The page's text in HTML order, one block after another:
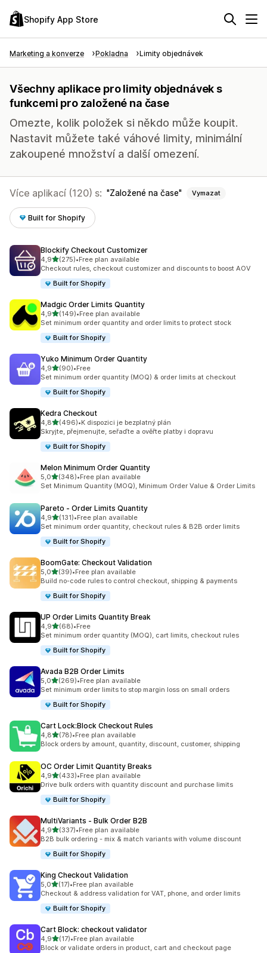
Shopify App Store
Marketing a konverze Pokladna Limity objednávek
Všechny aplikace pro limity objednávek s
funkcemi pro založené na čase
Omezte, kolik položek si někdo může koupit.
Nastavit můžete také váhové limity, minimální
zakoupené množství a další omezení.
Více aplikací (120) s: Založené na čase Vymazat
Built for Shopify
Blockify Checkout Customizer
4,9z 5 hvězd
(275)
Celkový počet recenzí: 275
•Free plan available
Checkout rules, checkout customizer and discounts to boost AOV
Built for Shopify
Madgic Order Limits Quantity
4,9z 5 hvězd
(149)
Celkový počet recenzí: 149
•Free plan available
Set minimum order quantity and order limits to protect stock
Built for Shopify
Yuko Minimum Order Quantity
4,9z 5 hvězd
(90)
Celkový počet recenzí: 90
•Free
Set minimum order quantity (MOQ) & order limits at checkout
Built for Shopify
Kedra Checkout
4,8z 5 hvězd
(496)
Celkový počet recenzí: 496
•K dispozici je bezplatný plán
Skryjte, přejmenujte, seřaďte a ověřte platby i dopravu
Built for Shopify
Melon Minimum Order Quantity
5,0z 5 hvězd
(348)
Celkový počet recenzí: 348
•Free plan available
Set Minimum Quantity (MOQ), Minimum Order Value & Order Limits
Pareto ‑ Order Limits Quantity
4,9z 5 hvězd
(131)
Celkový počet recenzí: 131
•Free plan available
Set minimum order quantity, checkout rules & B2B order limits
Built for Shopify
BoomGate: Checkout Validation
5,0z 5 hvězd
(39)
Celkový počet recenzí: 39
•Free plan available
Build no-code rules to control checkout, shipping & payments
Built for Shopify
UP Order Limits Quantity Break
4,9z 5 hvězd
(68)
Celkový počet recenzí: 68
•Free
Set minimum order quantity (MOQ), cart limits, checkout rules
Built for Shopify
Avada B2B Order Limits
5,0z 5 hvězd
(269)
Celkový počet recenzí: 269
•Free plan available
Set minimum order limits to stop margin loss on small orders
Built for Shopify
Cart Lock:Block Checkout Rules
4,8z 5 hvězd
(78)
Celkový počet recenzí: 78
•Free plan available
Block orders by amount, quantity, discount, customer, shipping
OC Order Limit Quantity Breaks
4,9z 5 hvězd
(433)
Celkový počet recenzí: 433
•Free plan available
Drive bulk orders with quantity discount and purchase limits
Built for Shopify
MultiVariants ‑ Bulk Order B2B
4,9z 5 hvězd
(337)
Celkový počet recenzí: 337
•Free plan available
B2B bulk ordering - mix & match variants with volume discount
Built for Shopify
King Checkout Validation
5,0z 5 hvězd
(17)
Celkový počet recenzí: 17
•Free plan available
Checkout & address validation for VAT, phone, and order limits
Built for Shopify
Cart Block: checkout validator
4,9z 5 hvězd
(17)
Celkový počet recenzí: 17
•Free plan available
Block or validate orders in product, cart and checkout page